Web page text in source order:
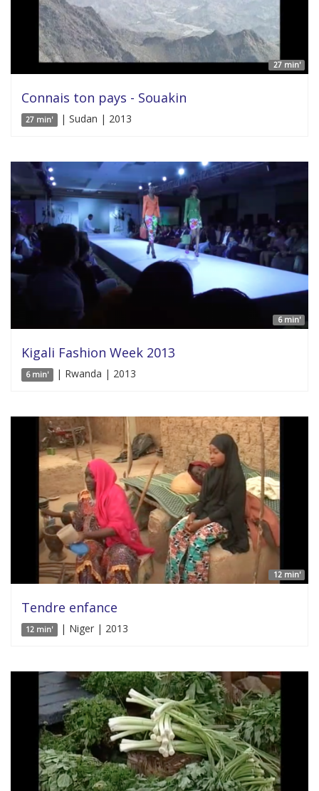
27 min'
Connais ton pays - Souakin
27 min' | Sudan | 2013
6 min'
Kigali Fashion Week 2013
6 min' | Rwanda | 2013
12 min'
Tendre enfance
12 min' | Niger | 2013